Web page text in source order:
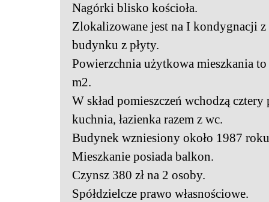
Nagórki blisko kościoła.
Zlokalizowane jest na I kondygnacji
budynku z płyty.
Powierzchnia użytkowa mieszkania
m2.
W skład pomieszczeń wchodzą cztery
kuchnia, łazienka razem z wc.
Budynek wzniesiony około 1987
Mieszkanie posiada balkon.
Czynsz 380 zł na 2 osoby.
Spółdzielcze prawo własnościowe.